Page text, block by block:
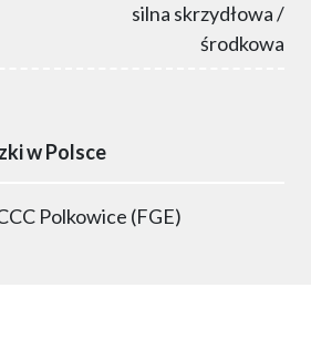
silna skrzydłowa /
środkowa
w Polsce
Polkowice (FGE)